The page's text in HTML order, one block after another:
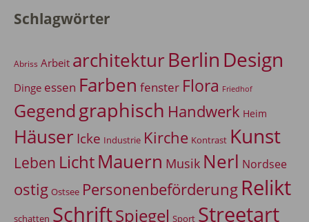
Schlagwörter
Abriss Arbeit architekturBerlin Design
Dinge essen Farben fenster Flora Friedhof
Gegendgraphisch Handwerk Heim
Häuser Icke Industrie Kirche Kontrast Kunst
Leben LichtMauern Musik Nerl Nordsee
ostig Ostsee Personenbeförderung Relikt
schatten SchriftSpiegel Sport Streetart